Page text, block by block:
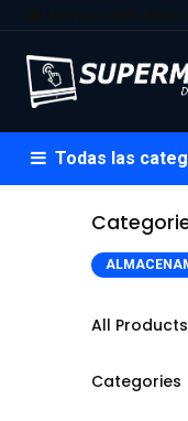
Todas las
All Products
Categories